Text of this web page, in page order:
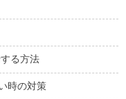
る方法
時の対策